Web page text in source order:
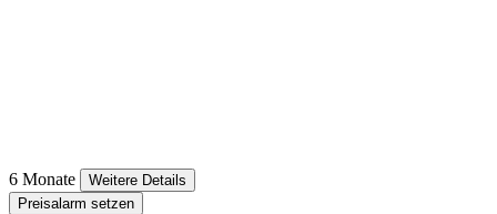
6 Monate
Weitere Details
Preisalarm setzen